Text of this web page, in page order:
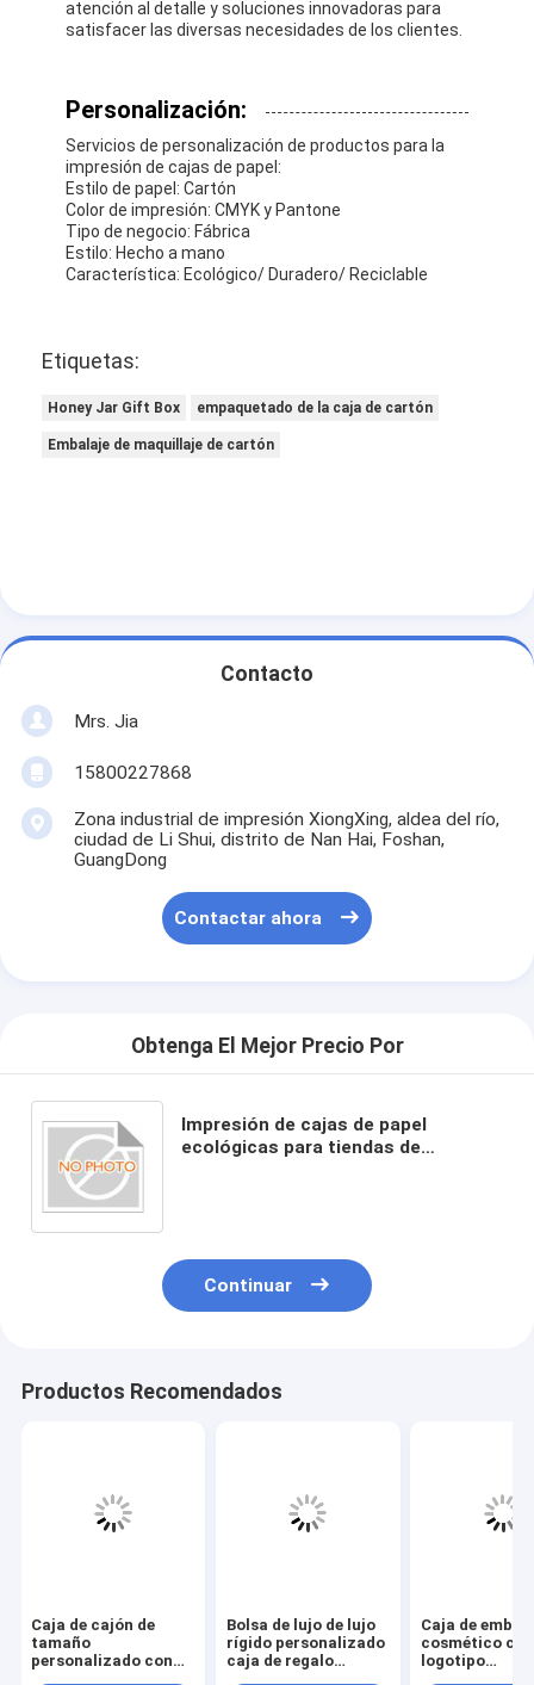
atención al detalle y soluciones innovadoras para
satisfacer las diversas necesidades de los clientes.
Personalización:
Servicios de personalización de productos para la
impresión de cajas de papel:
Estilo de papel: Cartón
Color de impresión: CMYK y Pantone
Tipo de negocio: Fábrica
Estilo: Hecho a mano
Característica: Ecológico/ Duradero/ Reciclable
Etiquetas:
Honey Jar Gift Box empaquetado de la caja de cartón
Embalaje de maquillaje de cartón
Contacto
Mrs. Jia
15800227868
Zona industrial de impresión XiongXing, aldea del río,
ciudad de Li Shui, distrito de Nan Hai, Foshan,
GuangDong
Contactar ahora
Obtenga El Mejor Precio Por
Impresión de cajas de papel
ecológicas para tiendas de
Continuar
Productos Recomendados
Caja de cajón de
tamaño
personalizado con
Bolsa de lujo de lujo
rígido personalizado
caja de regalo
Caja de
cosmético con
logotipo